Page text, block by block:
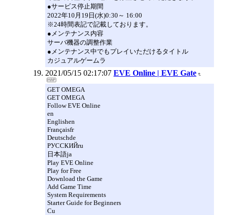
●サービス停止期間
2022年10月19日(水)0:30～ 16:00
※24時間表記で記載しております。
●メンテナンス内容
サーバ機器の調整作業
●メンテナンス中でもプレイいただけるタイトル
カジュアルゲームラ
2021/05/15 02:17:07 EVE Online | EVE Gate
GET OMEGA
GET OMEGA
Follow EVE Online
en
Englishen
Françaisfr
Deutschde
РУССКИЙru
日本語ja
Play EVE Online
Play for Free
Download the Game
Add Game Time
System Requirements
Starter Guide for Beginners
Cu